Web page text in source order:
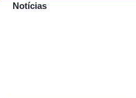
Notícias